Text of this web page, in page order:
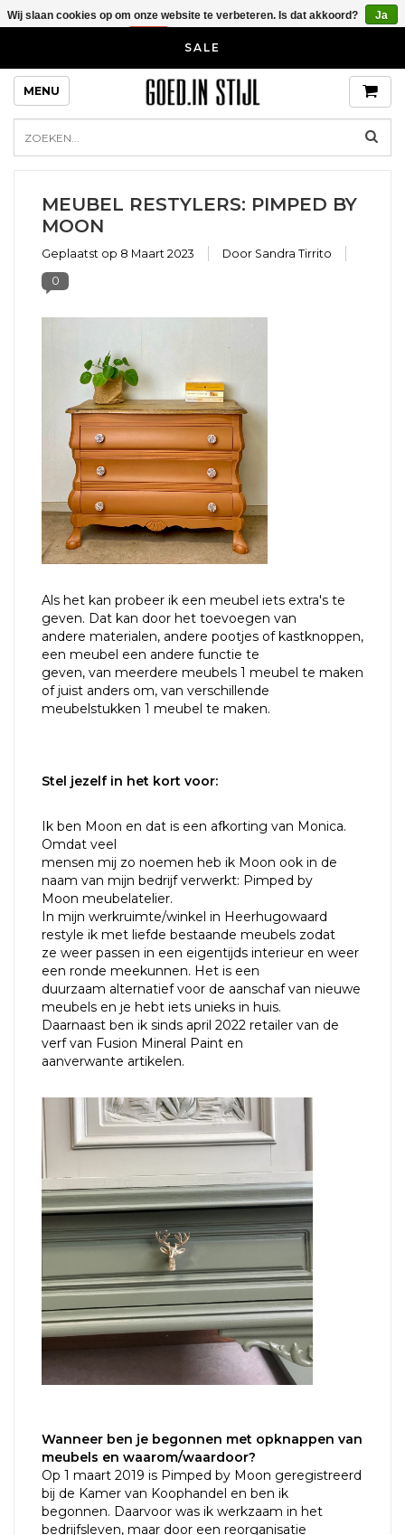
SALE
MENU
MEUBEL RESTYLERS: PIMPED BY
MOON
Geplaatst op 8 Maart 2023
Door Sandra Tirrito
0
Als het kan probeer ik een meubel iets extra's te
geven. Dat kan door het toevoegen van
andere materialen, andere pootjes of kastknoppen,
een meubel een andere functie te
geven, van meerdere meubels 1 meubel te maken
of juist anders om, van verschillende
meubelstukken 1 meubel te maken.
Stel jezelf in het kort voor:
Ik ben Moon en dat is een afkorting van Monica.
Omdat veel
mensen mij zo noemen heb ik Moon ook in de
naam van mijn bedrijf verwerkt: Pimped by
Moon meubelatelier.
In mijn werkruimte/winkel in Heerhugowaard
restyle ik met liefde bestaande meubels zodat
ze weer passen in een eigentijds interieur en weer
een ronde meekunnen. Het is een
duurzaam alternatief voor de aanschaf van nieuwe
meubels en je hebt iets unieks in huis.
Daarnaast ben ik sinds april 2022 retailer van de
verf van Fusion Mineral Paint en
aanverwante artikelen.
Wanneer ben je begonnen met opknappen van
meubels en waarom/waardoor?
Op 1 maart 2019 is Pimped by Moon geregistreerd
bij de Kamer van Koophandel en ben ik
begonnen. Daarvoor was ik werkzaam in het
bedrijfsleven, maar door een reorganisatie
Wij slaan cookies op om onze website te verbeteren. Is dat akkoord?
Ja